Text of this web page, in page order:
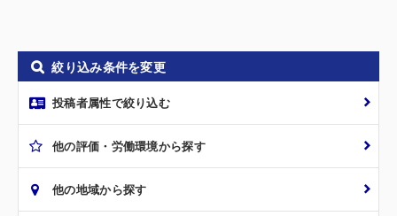
絞り込み条件を変更
投稿者属性で絞り込む
他の評価・労働環境から探す
他の地域から探す